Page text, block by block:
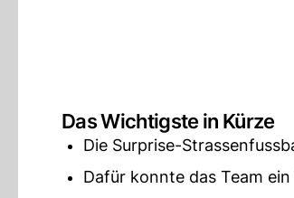
Das Wichtigste in Kürze
Die Surprise-
Dafür konnte das Team